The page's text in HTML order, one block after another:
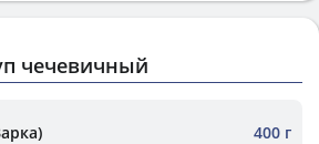
чечевичный
400 г